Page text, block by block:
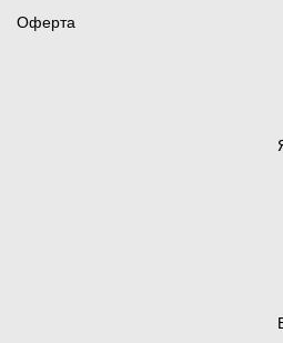
Оферта